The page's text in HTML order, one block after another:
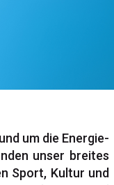
um die Energie-
unser breites
Sport, Kultur und